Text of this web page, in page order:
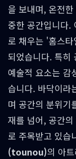
을 보내며, 온전
중한 공간입니다.
로 채우는 '홈스
되었습니다. 특히
예술적 요소는 감
습니다. 바닥이라
며 공간의 분위기
재를 넘어, 공간
로 주목받고 있습
(tounou)의 아